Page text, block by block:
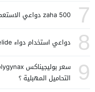
7
zaha 500 دواعي الاستعمال والجرعة zaha 500 كم مرة في اليوم ؟
8 دواعي استخدام دواء nimelide سعر دواء نيميسوليد في الأردن
9
التحاميل المهبلية ؟